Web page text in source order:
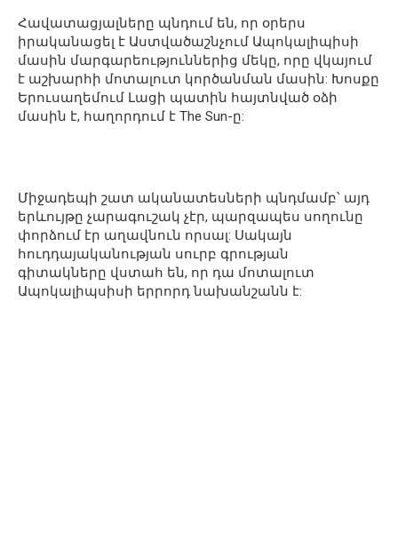
Հավատացյալները պնդում են, որ օրերս
իրականացել է Աստվածաշնչում Ապոկալիպիսի
մասին մարգարեություններից մեկը, որը վկայում
է աշխարհի մոտալուտ կործանման մասին: Խոսքը
Երուսաղեմում Լացի պատին հայտնված օձի
մասին է, հաղորդում է The Sun-ը:
Միջադեպի շատ ականատեսների պնդմամբ՝ այդ
երևույթը չարագուշակ չէր, պարզապես սողունը
փորձում էր աղավնուն որսալ: Սակայն
հուդդայականության սուրբ գրության
գիտակները վստահ են, որ դա մոտալուտ
Ապոկալիպսիսի երրորդ նախանշանն է: